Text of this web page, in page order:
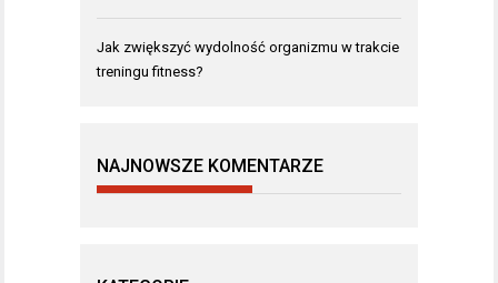
Jak zwiększyć wydolność organizmu w trakcie
treningu fitness?
NAJNOWSZE KOMENTARZE